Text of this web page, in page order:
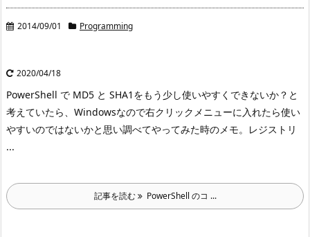
2014/09/01 Programming
2020/04/18
PowerShell で MD5 と SHA1 をもう少し使いやすくできないか？と
考えていたら、Windowsなので右クリックメニューに入れたら使い
やすいのではないかと思い調べてやってみた時のメモ。 レジストリ
...
記事を読む PowerShell のコ ...